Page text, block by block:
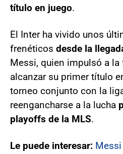
título en juego.
El Inter ha vivido unos
frenéticos desde la
Messi, quien impulsó a
alcanzar su primer título
torneo conjunto con la
reengancharse a la lucha
playoffs de la MLS.
Le puede interesar: